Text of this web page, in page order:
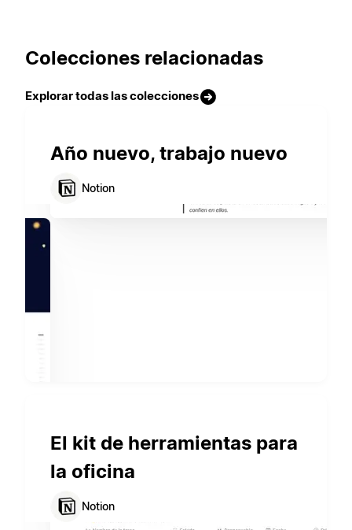
Colecciones relacionadas
Explorar todas las colecciones
Año nuevo, trabajo nuevo
Notion
El kit de herramientas para
la oficina
Notion